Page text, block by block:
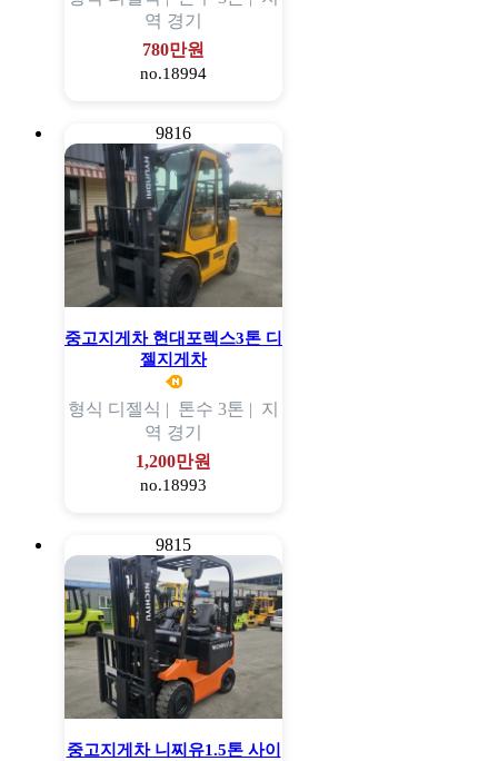
역 경기
780만원
no.18994
9816
중고지게차 현대포렉스3톤 디
젤지게차
형식 디젤식 | 톤수 3톤 | 지
역 경기
1,200만원
no.18993
9815
중고지게차 니찌유1.5톤 사이